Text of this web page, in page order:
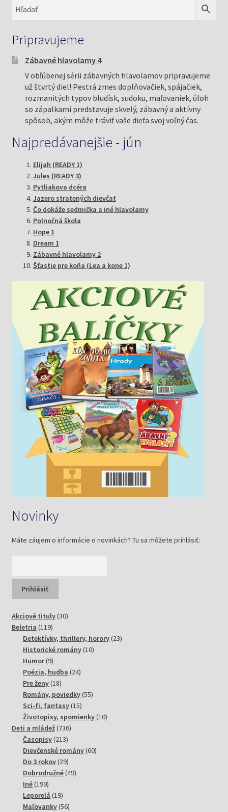
Pripravujeme
Zábavné hlavolamy 4
V obľúbenej sérii zábavných hlavolamov pripravujeme
už štvrtý diel! Pestrá zmes doplňovačiek, spájačiek,
rozmanitých typov bludísk, sudoku, maľovaniek, úloh
so zápalkami predstavuje skvelý, zábavný a aktívny
spôsob, akým môže tráviť vaše dieťa svoj voľný čas.
Najpredávanejšie - jún
Elijah (READY 1)
Jules (READY 3)
Pytliakova dcéra
Jazero stratených dievčat
Čo dokáže sedmička a iné hlavolamy
Polnočná škola
Hope 1
Dream 1
Zábavné hlavolamy 2
Šťastie pre koňa (Lea a kone 1)
Novinky
Máte záujem o informácie o novinkách? Tu sa môžete prihlásiť:
Akciové tituly 3030
Beletria 119119
produktov
Detektívky, thrillery, horory 2323
Historické romány 1010
Humor 99
produktov
Poézia, hudba 2424
Pre ženy 1818
produktov
Romány, poviedky 5555
Sci-fi, fantasy 1515
produktov
Životopisy, spomienky 1010
Deti a mládež 736736
Časopisy 213213
produktov
Dievčenské romány 6060
Do 3 rokov 2929
produktov
Dobrodružné 4949
Iné 199199
produktov
Leporelá 1919
produktov
Maľovanky 5656